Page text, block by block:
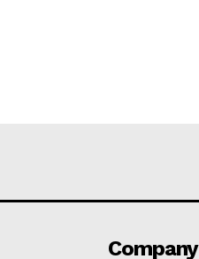
Company